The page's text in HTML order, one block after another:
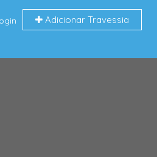
Adicionar Travessia